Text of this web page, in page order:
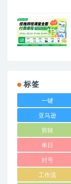
标签
一键
亚马逊
剪辑
单日
封号
工作流